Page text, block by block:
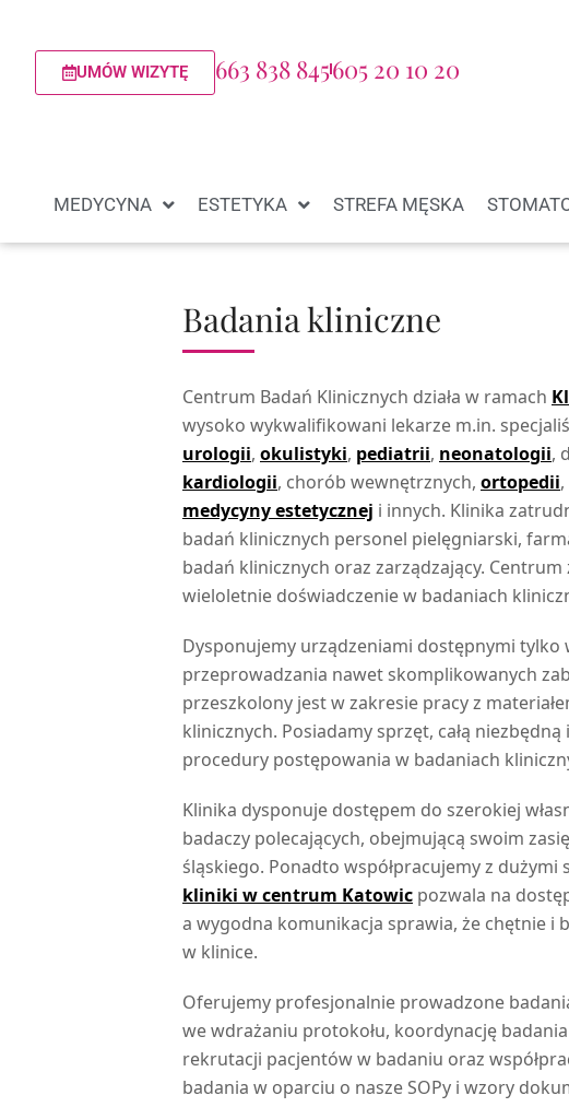
UMÓW WIZYTĘ 663 838 845605 20 10 20
MEDYCYNA ESTETYKA STREFA MĘSKA
Badania kliniczne
Centrum Badań Klinicznych działa w ramach
wysoko wykwalifikowani lekarze m.in.
urologii, okulistyki, pediatrii, neonatologii,
kardiologii, chorób wewnętrznych, ortopedii
medycyny estetycznej i innych. Klinika
badań klinicznych personel pielęgniarski,
badań klinicznych oraz zarządzający.
wieloletnie doświadczenie w badaniach
Dysponujemy urządzeniami dostępnymi
przeprowadzania nawet skomplikowanych
przeszkolony jest w zakresie pracy z
klinicznych. Posiadamy sprzęt, całą
procedury postępowania w badaniach
Klinika dysponuje dostępem do szerokiej
badaczy polecających, obejmującą swoim
śląskiego. Ponadto współpracujemy z dużymi
kliniki w centrum Katowic pozwala na
a wygodna komunikacja sprawia, że chętnie i
w klinice.
Oferujemy profesjonalnie prowadzone
we wdrażaniu protokołu, koordynację
rekrutacji pacjentów w badaniu oraz
badania w oparciu o nasze SOPy i wzory